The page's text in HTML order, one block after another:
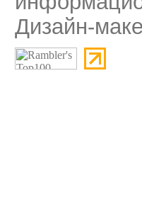
Дизайн-